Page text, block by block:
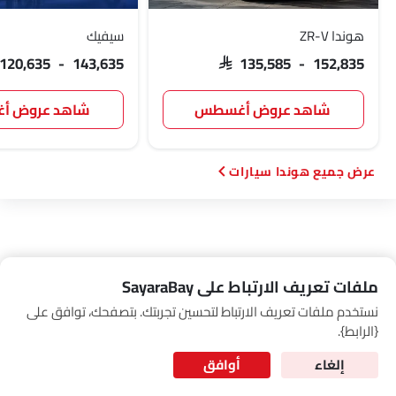
عجلة احتياطية
هوائي زعنفة القرشهوندا ZR-V
SAR 135,585 - 152,835
شاهد عروض أغسطس
سيفيك
120,635 - 143,635
شاهد عروض
هوندا سيارات
ملفات تعريف الارتباط على SayaraBay
نستخدم ملفات تعريف الارتباط لتحسين تجربتك. بتصفحك، توافق على
{الرابط}.
إلغاء
أوافق
for Better Experience & Regular updates
I have read and agree to the شروط الاستخدامand سياسة الخصوصيةof Cardekho
SEA